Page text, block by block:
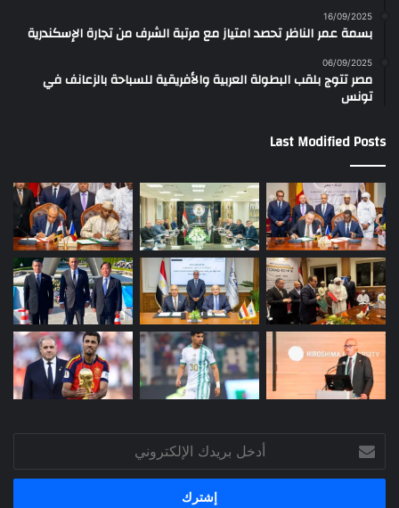
16/09/2025
بسمة عمر الناظر تحصد امتياز مع مرتبة الشرف من تجارة الإسكندرية
06/09/2025
مصر تتوج بلقب البطولة العربية والأفريقية للسباحة بالزعانف في
تونس
Last Modified Posts
بريدك
الإلكتروني